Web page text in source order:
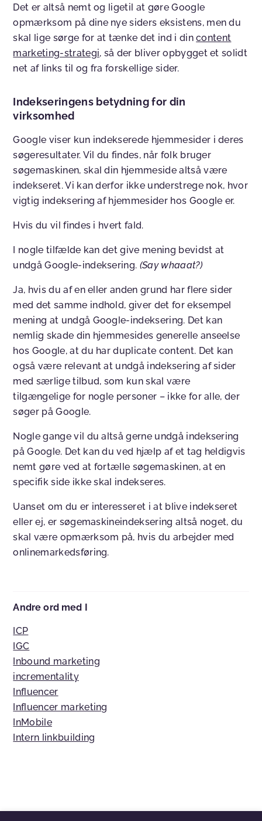
Det er altså nemt og ligetil at gøre Google
opmærksom på dine nye siders eksistens, men du
skal lige sørge for at tænke det ind i dincontent
marketing-strategi, så der bliver opbygget et solidt
net af links til og fra forskellige sider.
Indekseringens betydning for din
virksomhed
Google viser kun indekserede hjemmesider i deres
søgeresultater. Vil du findes, når folk bruger
søgemaskinen, skal din hjemmeside altså være
indekseret. Vi kan derfor ikke understrege nok, hvor
vigtig indeksering af hjemmesider hos Google er.
Hvis du vil findes i hvert fald.
I nogle tilfælde kan det give mening bevidst at
undgå Google-indeksering. (Say whaaat?)
Ja, hvis du af en eller anden grund har flere sider
med det samme indhold, giver det for eksempel
mening at undgå Google-indeksering. Det kan
nemlig skade din hjemmesides generelle anseelse
hos Google, at du har duplicate content. Det kan
også være relevant at undgå indeksering af sider
med særlige tilbud, som kun skal være
tilgængelige for nogle personer – ikke for alle, der
søger på Google.
Nogle gange vil du altså gerne undgå indeksering
på Google. Det kan du ved hjælp af et tag heldigvis
nemt gøre ved at fortælle søgemaskinen, at en
specifik side ikke skal indekseres.
Uanset om du er interesseret i at blive indekseret
eller ej, er søgemaskineindeksering altså noget, du
skal være opmærksom på, hvis du arbejder med
onlinemarkedsføring.
Andre ord med I
ICP
IGC
Inbound marketing
incrementality
Influencer
Influencer marketing
InMobile
Intern linkbuilding